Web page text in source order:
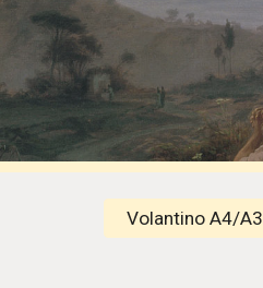
Volantino A4/A3